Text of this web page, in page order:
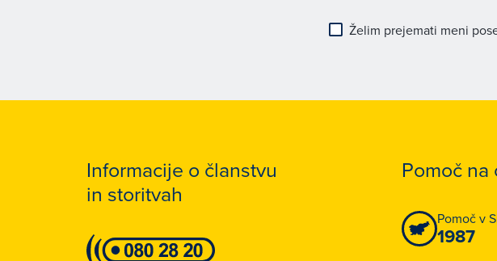
Želim prejemati meni
Informacije o članstvu
in storitvah
Pomoč na
Pomoč v
1987